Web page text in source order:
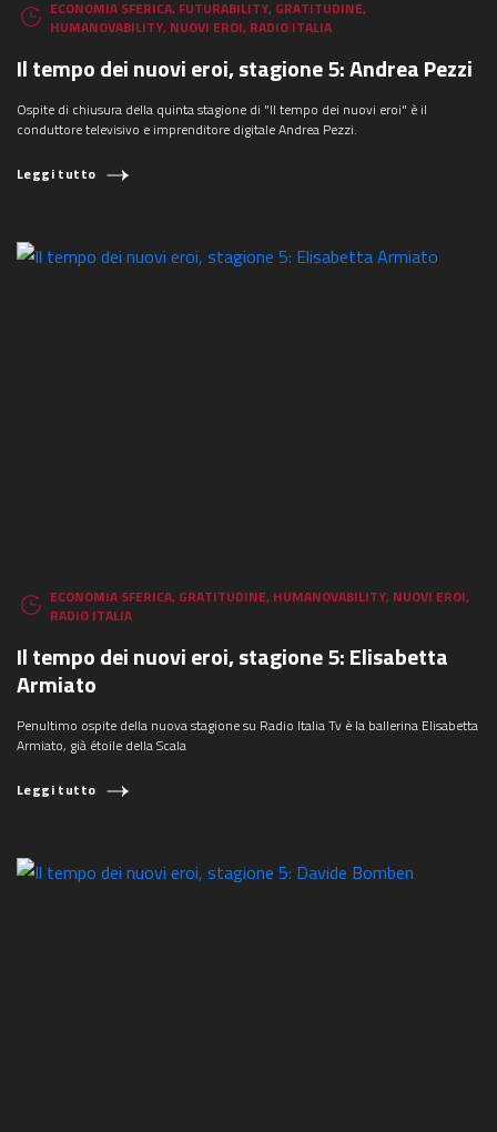
ECONOMIA SFERICA, FUTURABILITY, GRATITUDINE,
HUMANOVABILITY, NUOVI EROI, RADIO ITALIA
Il tempo dei nuovi eroi, stagione 5: Andrea Pezzi
Ospite di chiusura della quinta stagione di "Il tempo dei nuovi eroi" è il
conduttore televisivo e imprenditore digitale Andrea Pezzi.
Leggi tutto
ECONOMIA SFERICA, GRATITUDINE, HUMANOVABILITY, NUOVI EROI,
RADIO ITALIA
Il tempo dei nuovi eroi, stagione 5: Elisabetta
Armiato
Penultimo ospite della nuova stagione su Radio Italia Tv è la ballerina Elisabetta
Armiato, già étoile della Scala
Leggi tutto